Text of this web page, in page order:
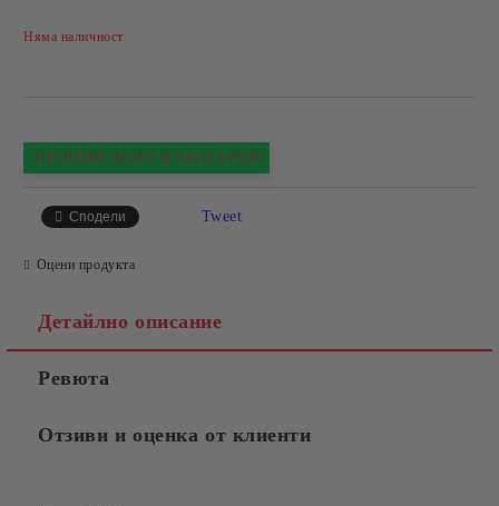
Няма наличност
ПРОИЗВЕДЕНО В БЪЛГАРИЯ
Сподели Tweet
Оцени продукта
Детайлно описание
Ревюта
Отзиви и оценка от клиенти